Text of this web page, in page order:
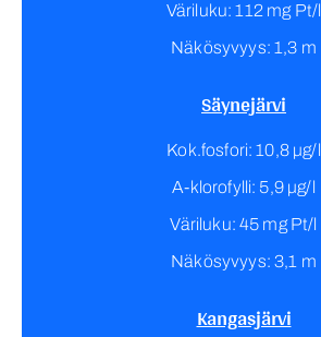
Väriluku: 112 mg Pt/l
Näkösyvyys: 1,3 m
Säynejärvi
Kok.fosfori: 10,8 µg/l
A-klorofylli: 5,9 µg/l
Väriluku: 45 mg Pt/l
Näkösyvyys: 3,1 m
Kangasjärvi